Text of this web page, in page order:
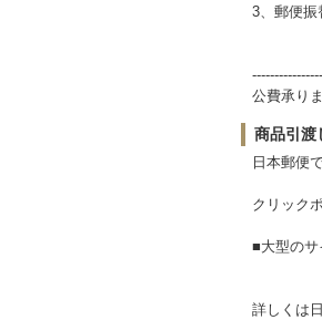
3、郵便振
公費
商品引渡
日本郵便
クリック
■大型のサ
詳しくは